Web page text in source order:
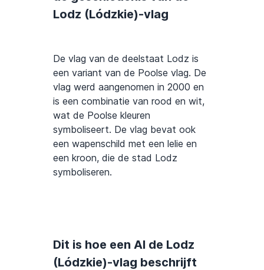
Lodz (Lódzkie)-vlag
De vlag van de deelstaat Lodz is
een variant van de Poolse vlag. De
vlag werd aangenomen in 2000 en
is een combinatie van rood en wit,
wat de Poolse kleuren
symboliseert. De vlag bevat ook
een wapenschild met een lelie en
een kroon, die de stad Lodz
symboliseren.
Dit is hoe een AI de Lodz
(Lódzkie)-vlag beschrijft